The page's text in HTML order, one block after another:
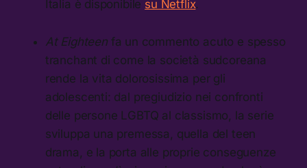
Italia è disponibile su Netflix.
At Eighteen fa un commento acuto e spesso
tranchant di come la società sudcoreana
rende la vita dolorosissima per gli
adolescenti: dal pregiudizio nei confronti
delle persone LGBTQ al classismo, la serie
sviluppa una premessa, quella del teen
drama, e la porta alle proprie conseguenze